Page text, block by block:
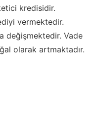
kredisidir.
vermektedir.
değişmektedir. Vade
olarak artmaktadır.